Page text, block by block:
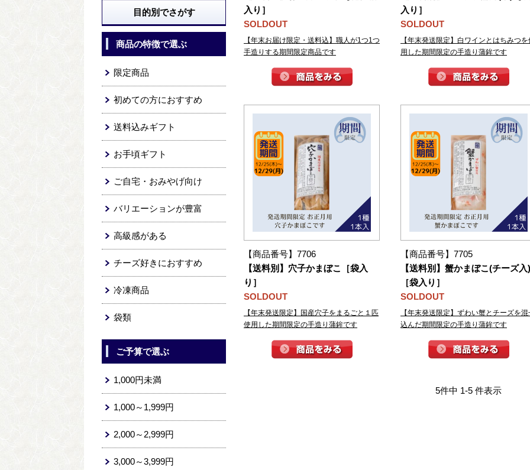
入り］
SOLDOUT
【年末お届け限定・送料込】職人が1つ1つ
手造りする期間限定商品です
入り］
SOLDOUT
【年末発送限定】白ワインとはちみつを
用した期間限定の手造り蒲鉾です
【商品番号】7706
【送料別】穴子かまぼこ［袋入
り］
SOLDOUT
【年末発送限定】国産穴子をまるごと１匹
使用した期間限定の手造り蒲鉾です
【商品番号】7705
【送料別】蟹かまぼこ(チーズ入)
［袋入り］
SOLDOUT
【年末発送限定】ずわい蟹とチーズを混
込んだ期間限定の手造り蒲鉾です
5件中 1-5 件表示
目的別でさがす
商品の特徴で選ぶ
限定商品
初めての方におすすめ
送料込みギフト
お手頃ギフト
ご自宅・おみやげ向け
バリエーションが豊富
高級感がある
チーズ好きにおすすめ
冷凍商品
袋類
ご予算で選ぶ
1,000円未満
1,000～1,999円
2,000～2,999円
3,000～3,999円